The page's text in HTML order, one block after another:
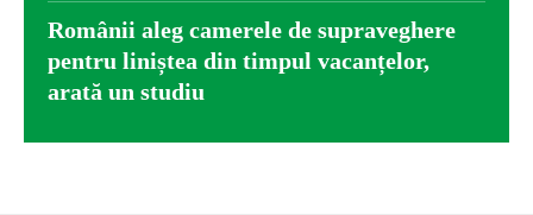
Românii aleg camerele de supraveghere
pentru liniștea din timpul vacanțelor,
arată un studiu